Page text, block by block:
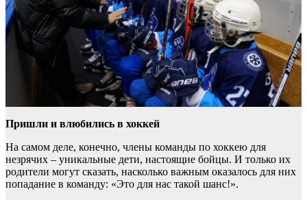
Пришли и влюбились в хоккей
На самом деле, конечно, члены команды по хоккею для
незрячих – уникальные дети, настоящие бойцы. И только их
родители могут сказать, насколько важным оказалось для них
попадание в команду: «Это для нас такой шанс!».